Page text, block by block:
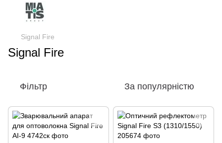
Signal Fire
Signal Fire
Фільтр За популярністю